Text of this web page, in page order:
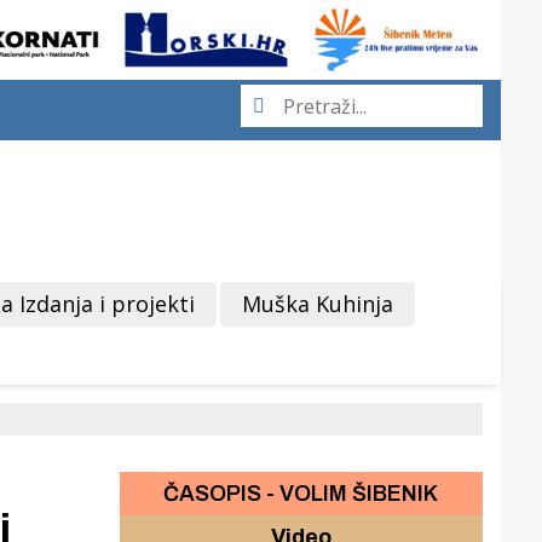
Izdanja i projekti Muška Kuhinja
ČASOPIS - VOLIM ŠIBENIK
Video